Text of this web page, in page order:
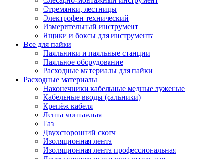
Стремянки, лестницы
Электрофен технический
Измерительный инструмент
Ящики и боксы для инструмента
Все для пайки
Паяльники и паяльные станции
Паяльное оборудование
Расходные материалы для пайки
Расходные материалы
Наконечники кабельные медные луженые
Кабельные вводы (сальники)
Крепёж кабеля
Лента монтажная
Газ
Двухсторонний скотч
Изоляционная лента
Изоляционная лента профессиональная